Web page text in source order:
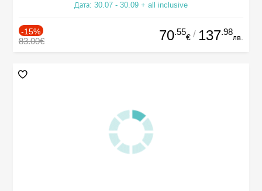
Дата: 30.07 - 30.09 + all inclusive
-15%
83.00€ 70.55
€ / 137.98
лв.